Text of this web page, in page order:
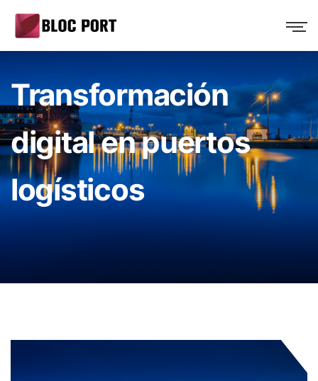
Transformación
digital en puertos
logísticos